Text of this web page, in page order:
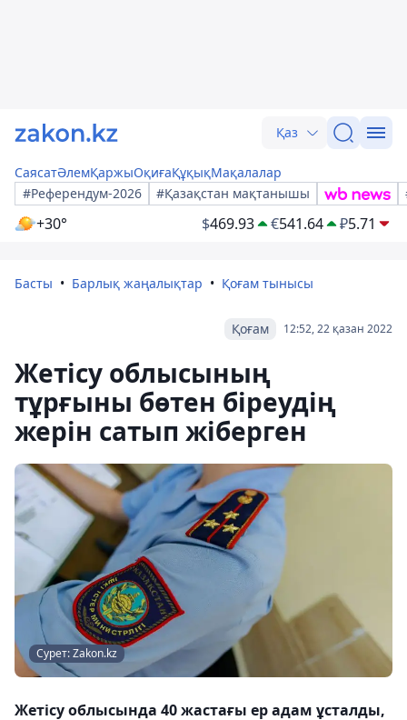
Қаз
СаясатӘлемҚаржыОқиғаҚұқықМақалалар
#Референдум-2026
#Қазақстан мақтанышы
+30° $469.93 €541.64 ₽5.71
Басты Барлық жаңалықтар Қоғам тынысы
12:52, 22 қазан 2022
Қоғам
Жетісу облысының
тұрғыны бөтен біреудің
жерін сатып жіберген
Сурет: Zakon.kz
Жетісу облысында 40 жастағы ер адам ұсталды,